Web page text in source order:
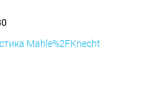
Mahle%2FKnecht